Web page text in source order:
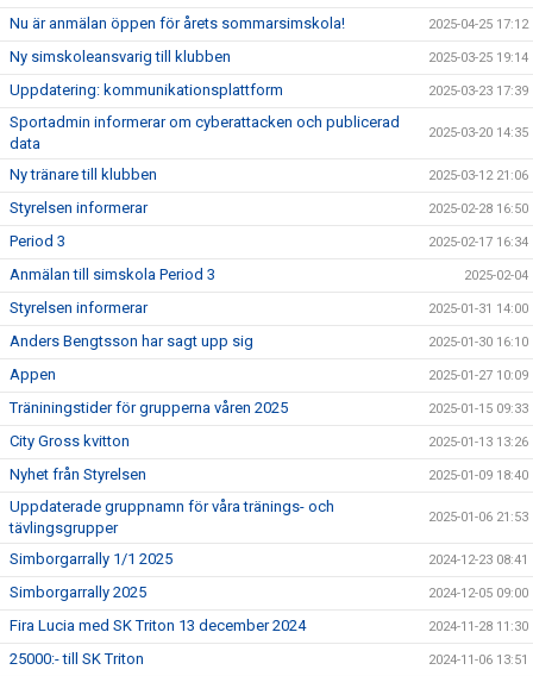
Nu är anmälan öppen för årets sommarsimskola! 2025-04-25 17:12
Ny simskoleansvarig till klubben 2025-03-25 19:14
Uppdatering: kommunikationsplattform 2025-03-23 17:39
Sportadmin informerar om cyberattacken och publicerad
data
2025-03-20 14:35
Ny tränare till klubben 2025-03-12 21:06
Styrelsen informerar 2025-02-28 16:50
Period 3 2025-02-17 16:34
Anmälan till simskola Period 3 2025-02-04
Styrelsen informerar 2025-01-31 14:00
Anders Bengtsson har sagt upp sig 2025-01-30 16:10
Appen 2025-01-27 10:09
Träniningstider för grupperna våren 2025 2025-01-15 09:33
City Gross kvitton 2025-01-13 13:26
Nyhet från Styrelsen 2025-01-09 18:40
Uppdaterade gruppnamn för våra tränings- och
tävlingsgrupper
2025-01-06 21:53
Simborgarrally 1/1 2025 2024-12-23 08:41
Simborgarrally 2025 2024-12-05 09:00
Fira Lucia med SK Triton 13 december 2024 2024-11-28 11:30
25000:- till SK Triton 2024-11-06 13:51